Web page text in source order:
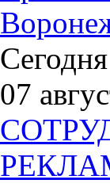
Сегодня
07